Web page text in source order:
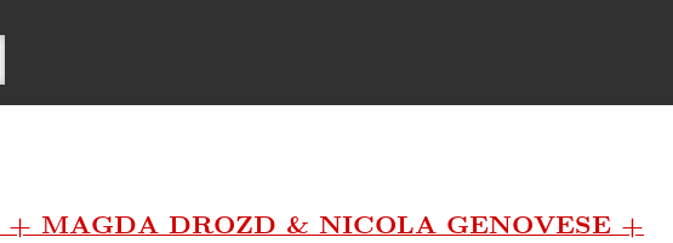
MAGDA DROZD & NICOLA GENOVESE +